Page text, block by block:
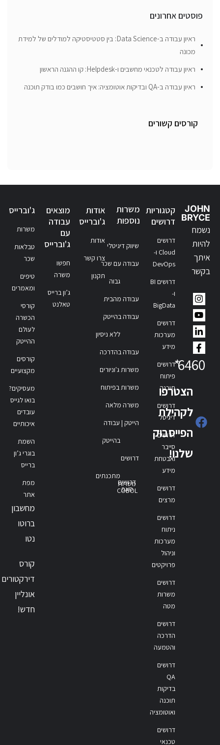
פוסטים אחרונים
ראיון עבודה ב-Data Science: בין סטטיסטיקה למודלים של למידת
מכונה
ראיון עבודה לטכנאי מחשבים ו-Helpdesk: קו ההגנה הראשון
ראיון עבודה ב-QA ובדיקות אוטומציה: איך חושבים כמו בודק תוכנה
קורסים קשורים
JOHN
BRYCE
נשמח
להיות
איתך
בקשר
6460
*
הצטרפו
לקהילת
הפייסבוק
שלנו!
קטגוריות
דרושים
דרושים
Cloud ו-
DevOps
דרושים BI
ו-
BigData
דרושים
מערכות
מידע
דרושים
פיתוח
תוכנה
דרושים
דיגיטל
דרושים
סייבר
ואבטחת
מידע
דרושים
מרצים
דרושים
ניתוח
מערכות
וניהול
פרויקטים
דרושים
משרות
מטה
דרושים
הדרכה
והטמעה
דרושים
QA
בדיקות
תוכנה
ואוטומציה
דרושים
טכנאי
משרות
נוספות
שיווק דיגיטלי
עבודה עם שכר
גבוה
עבודה מהבית
עבודה בהייטק
ללא ניסיון
עבודה בהדרכה
משרות ג'וניורים
משרות בפיתוח
משרה מלאה
הייטק | עבודה
בהייטק
דרושים
מתכנתים
דרושים
סאפ
משרות
COBOL
אודות
ג'וברייס
אודות
צרו קשר
תקנון
מוצאים
עבודה
עם
ג'וברייס
חפשו
משרה
ג’ון ברייס
טאלנט
ג'וברייס
משרות
טבלאות
שכר
טיפים
ומאמרים
קורסי
הכשרה
לעולם
ההייטק
קורסים
מקצועיים
מעסיקים?
בואו לגייס
עובדים
איכותיים
השמת
בוגרי ג’ון
ברייס
מפת
אתר
מחשבון
ברוטו
נטו
קורס
דירקטורים
אונליין
חדש!